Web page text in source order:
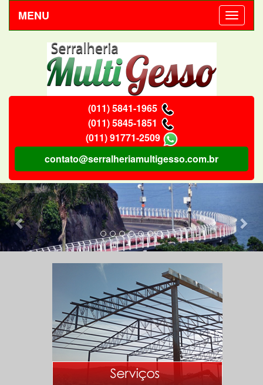
MENU
(011) 5841-1965
(011) 5845-1851
(011) 91771-2509
contato@serralheriamultigesso.com.br
Previous